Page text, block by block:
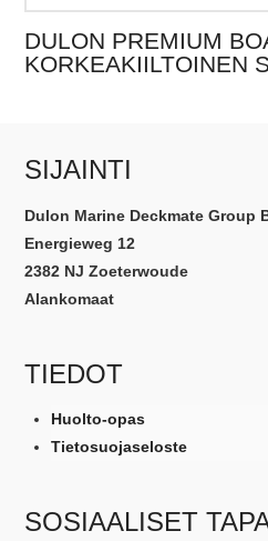
tuotesivulla
useita
muunnelmia.
Vaihtoehdot
DULON PREMIUM
KORKEAKIILTOINEN
useita
muunnelmia.
Vaihtoehdot
voidaan
valita
SIJAINTI
Dulon Marine Deckmate Group
Energieweg 12
2382 NJ Zoeterwoude
Alankomaat
TIEDOT
Huolto-opas
Tietosuojaseloste
SOSIAALISET